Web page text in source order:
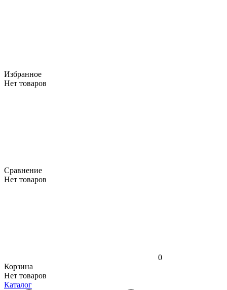
Избранное
Нет товаров
Сравнение
Нет товаров
0
Корзина
Нет товаров
Каталог